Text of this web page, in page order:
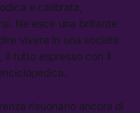
e calibrata,
Ne esce una brillante
vivere in una società
il tutto espresso con il
risuonano ancora di